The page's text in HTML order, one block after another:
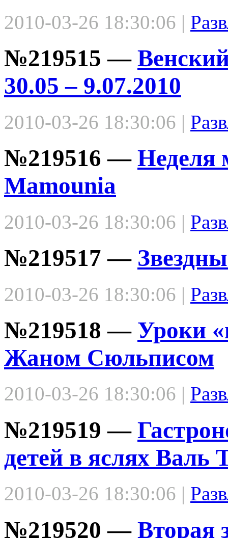
2010-03-26 18:30:06 |
№219515 —
30.05 – 9.07.2010
2010-03-26 18:30:06 |
№219516 — Неделя
Mamounia
2010-03-26 18:30:06 |
№219517 —
2010-03-26 18:30:06 |
№219518 — Уроки
Жаном Сюльписом
2010-03-26 18:30:06 |
№219519 —
детей в яслях Валь
2010-03-26 18:30:06 |
№219520 — Вторая